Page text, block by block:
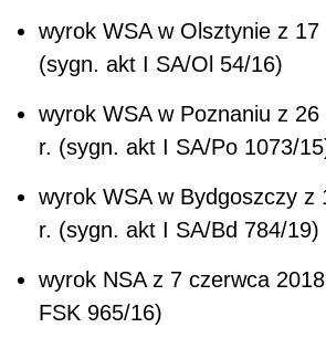
wyrok WSA w Olsztynie z
(sygn. akt I SA/Ol 54/16)
wyrok WSA w Poznaniu z
r. (sygn. akt I SA/Po 1073/
wyrok WSA w Bydgoszczy z
r. (sygn. akt I SA/Bd 784/19)
wyrok NSA z 7 czerwca
FSK 965/16)